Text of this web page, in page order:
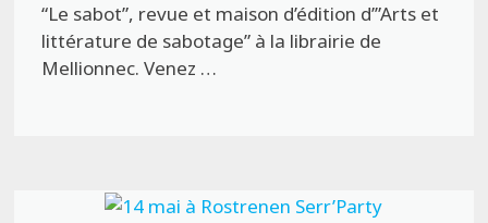
“Le sabot”, revue et maison d’édition d’”Arts et
littérature de sabotage” à la librairie de
Mellionnec. Venez …